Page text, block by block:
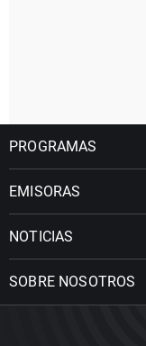
PROGRAMAS
EMISORAS
NOTICIAS
SOBRE NOSOTROS